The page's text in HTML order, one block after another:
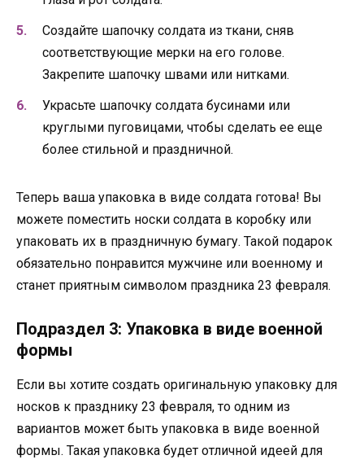
Создайте шапочку солдата из ткани, сняв
соответствующие мерки на его голове.
Закрепите шапочку швами или нитками.
Украсьте шапочку солдата бусинами или
круглыми пуговицами, чтобы сделать ее еще
более стильной и праздничной.
Теперь ваша упаковка в виде солдата готова! Вы
можете поместить носки солдата в коробку или
упаковать их в праздничную бумагу. Такой подарок
обязательно понравится мужчине или военному и
станет приятным символом праздника 23 февраля.
Подраздел 3: Упаковка в виде военной
формы
Если вы хотите создать оригинальную упаковку для
носков к празднику 23 февраля, то одним из
вариантов может быть упаковка в виде военной
формы. Такая упаковка будет отличной идеей для